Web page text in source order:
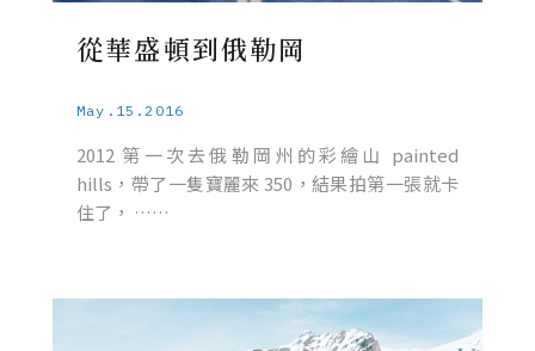
從華盛頓到俄勒岡
May.15.2016
2012 第一次去俄勒岡州的彩繪山 painted
hills，帶了一隻寶麗來 350，結果拍第一張就卡
住了， ……